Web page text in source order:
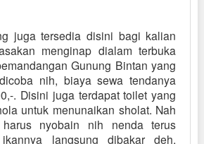
juga tersedia disini bagi kalian
menginap dialam terbuka
Gunung Bintan yang
nih, biaya sewa tendanya
. Disini juga terdapat toilet yang
untuk menunaikan sholat. Nah
nyobain nih nenda terus
langsung dibakar deh,